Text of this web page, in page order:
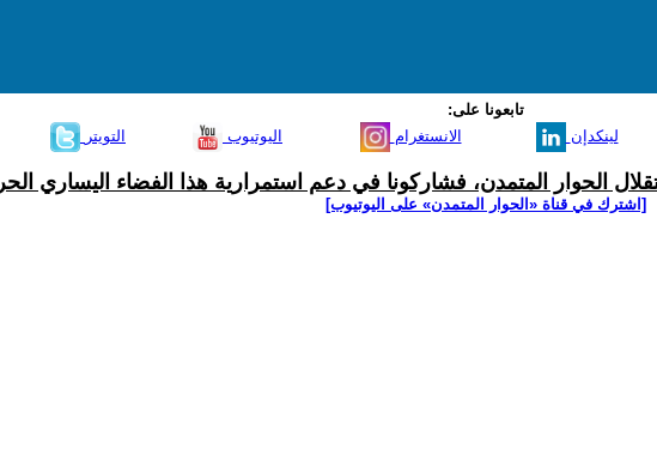
تابعونا على:
التويتر اليوتيوب الانستغرام لينكدإن
الحوار المتمدن، فشاركونا في دعم استمرارية هذا الفضاء اليساري الحر
[اشترك في قناة ‫«الحوار المتمدن» على اليوتيوب]